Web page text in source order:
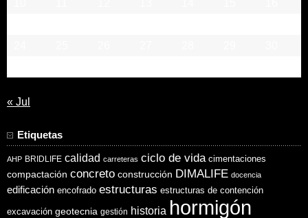
« Jul
Etiquetas
AHP BRIDLIFE calidad carreteras ciclo de vida cimentaciones
compactación concreto construcción DIMALIFE docencia
edificación encofrado estructuras estructuras de contención
excavación geotecnia gestión historia hormigón